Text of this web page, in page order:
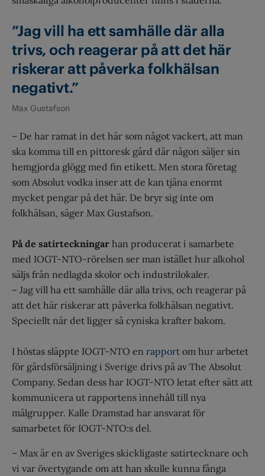
”Jag vill ha ett samhälle där alla
trivs, och reagerar på att det här
riskerar att påverka folkhälsan
negativt.”
Max Gustafson
– De har ramat in det här som något vackert, att man
ska komma till en pittoresk gård där någon säljer sin
hemgjorda glögg med fin etikett. Men stora företag
som Absolut vodka inser att de kan tjäna enormt
mycket pengar på det här. De bryr sig inte om
folkhälsan, säger Max Gustafson.
På de satirteckningar han producerat i samarbete
med IOGT-NTO-rörelsen ser man istället hur alkohol
säljs från nedlagda skolor och industrilokaler.
– Jag vill ha ett samhälle där alla trivs, och reagerar på
att det här riskerar att påverka folkhälsan negativt.
Speciellt när det ligger så cyniska krafter bakom.
I höstas släppte IOGT-NTO en rapport om hur arbetet
för gårdsförsäljning i Sverige drivs på av The Absolut
Company. Sedan dess har IOGT-NTO letat efter sätt att
kommunicera ut rapportens innehåll till nya
målgrupper. Kalle Dramstad har ansvarat för
samarbetet för IOGT-NTO:s del.
– Max är en av Sveriges skickligaste satirtecknare och
vi var övertygande om att han skulle kunna fånga